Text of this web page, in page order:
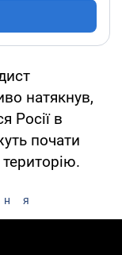
натякнув,
Росії в
почати